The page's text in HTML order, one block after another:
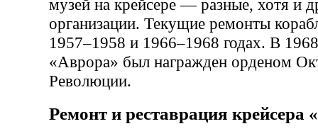
музей на крейсере — разные, хотя и
организации. Текущие ремонты
1957–1958 и 1966–1968 годах. В
«Аврора» был награжден орденом
Революции.
Ремонт и реставрация крейсера